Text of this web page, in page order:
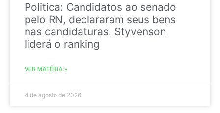
Politica: Candidatos ao senado
pelo RN, declararam seus bens
nas candidaturas. Styvenson
liderá o ranking
VER MATÉRIA »
4 de agosto de 2026